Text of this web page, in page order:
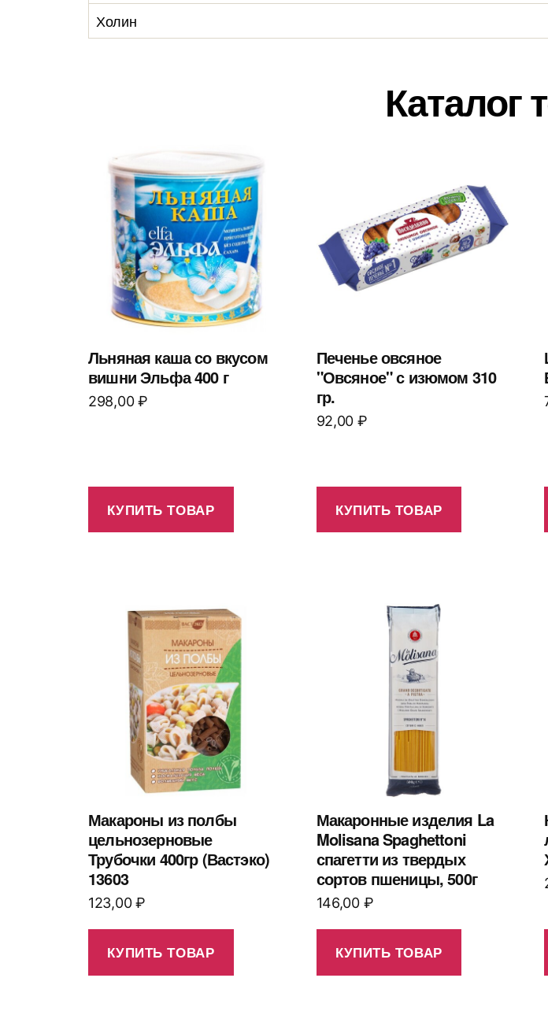
Холин
Каталог
Льняная каша со вкусом
вишни Эльфа 400 г
298,00₽
КУПИТЬ ТОВАР
Печенье овсяное
"Овсяное" с изюмом 310
гр.
92,00 ₽
КУПИТЬ ТОВАР
Макароны из полбы
цельнозерновые
Трубочки 400гр (Вастэко)
13603
123,00₽
КУПИТЬ ТОВАР
Макаронные изделия La
Molisana Spaghettoni
спагетти из твердых
сортов пшеницы, 500г
146,00 ₽
КУПИТЬ ТОВАР